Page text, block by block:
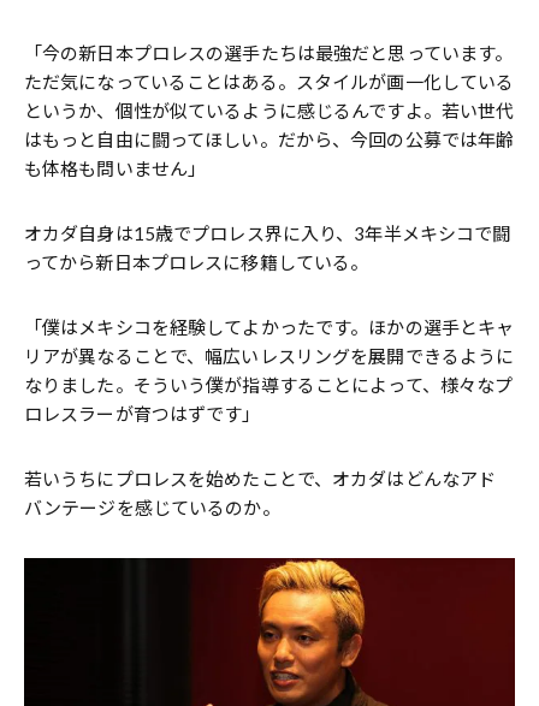
「今の新日本プロレスの選手たちは最強だと思っています。
ただ気になっていることはある。スタイルが画一化している
というか、個性が似ているように感じるんですよ。若い世代
はもっと自由に闘ってほしい。だから、今回の公募では年齢
も体格も問いません」
オカダ自身は15歳でプロレス界に入り、3年半メキシコで闘
ってから新日本プロレスに移籍している。
「僕はメキシコを経験してよかったです。ほかの選手とキャ
リアが異なることで、幅広いレスリングを展開できるように
なりました。そういう僕が指導することによって、様々なプ
ロレスラーが育つはずです」
若いうちにプロレスを始めたことで、オカダはどんなアド
バンテージを感じているのか。